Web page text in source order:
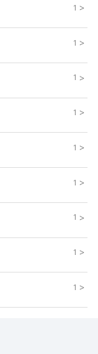
1 >
1 >
1 >
1 >
1 >
1 >
1 >
1 >
1 >